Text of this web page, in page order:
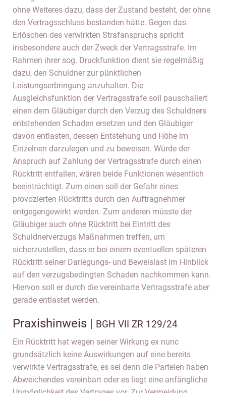
ohne Weiteres dazu, dass der Zustand besteht, der ohne
den Vertragsschluss bestanden hätte. Gegen das
Erlöschen des verwirkten Strafanspruchs spricht
insbesondere auch der Zweck der Vertragsstrafe. Im
Rahmen ihrer sog. Druckfunktion dient sie regelmäßig
dazu, den Schuldner zur pünktlichen
Leistungserbringung anzuhalten. Die
Ausgleichsfunktion der Vertragsstrafe soll pauschaliert
einen dem Gläubiger durch den Verzug des Schuldners
entstehenden Schaden ersetzen und den Gläubiger
davon entlasten, dessen Entstehung und Höhe im
Einzelnen darzulegen und zu beweisen. Würde der
Anspruch auf Zahlung der Vertragsstrafe durch einen
Rücktritt entfallen, wären beide Funktionen wesentlich
beeinträchtigt. Zum einen soll der Gefahr eines
provozierten Rücktritts durch den Auftragnehmer
entgegengewirkt werden. Zum anderen müsste der
Gläubiger auch ohne Rücktritt bei Eintritt des
Schuldnerverzugs Maßnahmen treffen, um
sicherzustellen, dass er bei einem eventuellen späteren
Rücktritt seiner Darlegungs- und Beweislast im Hinblick
auf den verzugsbedingten Schaden nachkommen kann.
Hiervon soll er durch die vereinbarte Vertragsstrafe aber
gerade entlastet werden.
Praxishinweis | BGH VII ZR 129/24
Ein Rücktritt hat wegen seiner Wirkung ex nunc
grundsätzlich keine Auswirkungen auf eine bereits
verwirkte Vertragsstrafe, es sei denn die Parteien haben
Abweichendes vereinbart oder es liegt eine anfängliche